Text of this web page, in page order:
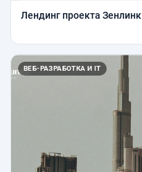
Лендинг проекта Зенлинк
ВЕБ-РАЗРАБОТКА И IT